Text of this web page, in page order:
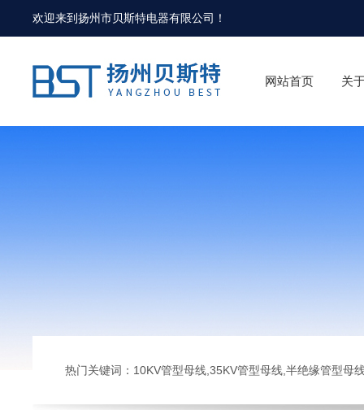
欢迎来到扬州市贝斯特电器有限公司 ！
网站首页 关
热门关键词：10KV管型母线,35KV管型母线,半绝缘管型母